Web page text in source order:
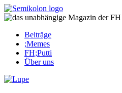
Skip
to
Beiträge
;Memes
FH;Putti
Über uns